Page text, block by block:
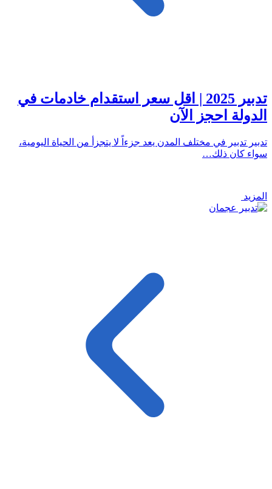
تدبير 2025 | اقل سعر استقدام خادمات في
الدولة احجز الآن
تدبير تدبير في مختلف المدن يعد جزءاً لا يتجزأ من الحياة اليومية،
سواء كان ذلك…
المزيد